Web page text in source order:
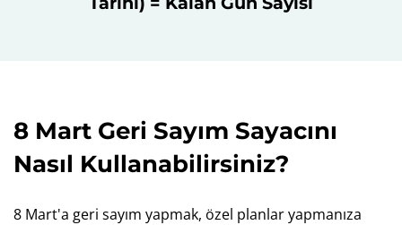
8 Mart Geri Sayım Sayacını
Nasıl Kullanabilirsiniz?
8 Mart'a geri sayım yapmak, özel planlar yapmanıza